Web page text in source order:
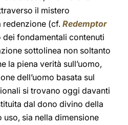
il mistero
redenzione (cf. Redemptor
dei fondamentali contenuti
sottolinea non soltanto
la piena verità sull’uomo,
dell’uomo basata sul
si trovano oggi davanti
dal dono divino della
sia nella dimensione